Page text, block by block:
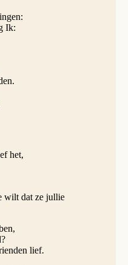
Ik:
het,
wilt dat ze jullie
lief.